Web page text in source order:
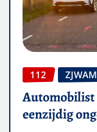
112
Automobilist
eenzijdig